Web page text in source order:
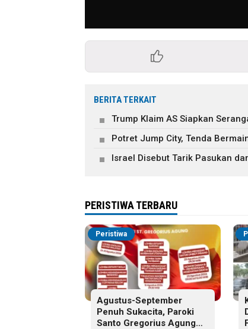
BERITA TERKAIT
Trump Klaim AS Siapkan
Potret Jump City, Tenda
Israel Disebut Tarik Pasukan
PERISTIWA TERBARU
Peristiwa
Agustus-September
Penuh Sukacita, Paroki
Santo Gregorius Agung